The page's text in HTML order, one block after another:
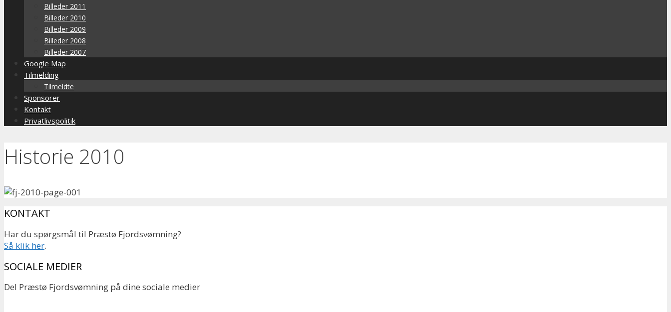
Billeder 2011
Billeder 2010
Billeder 2009
Billeder 2008
Billeder 2007
Google Map
Tilmelding
Tilmeldte
Sponsorer
Kontakt
Privatlivspolitik
Historie 2010
KONTAKT
Har du spørgsmål til Præstø Fjordsvømning?
Så klik her.
SOCIALE MEDIER
Del Præstø Fjordsvømning på dine sociale medier